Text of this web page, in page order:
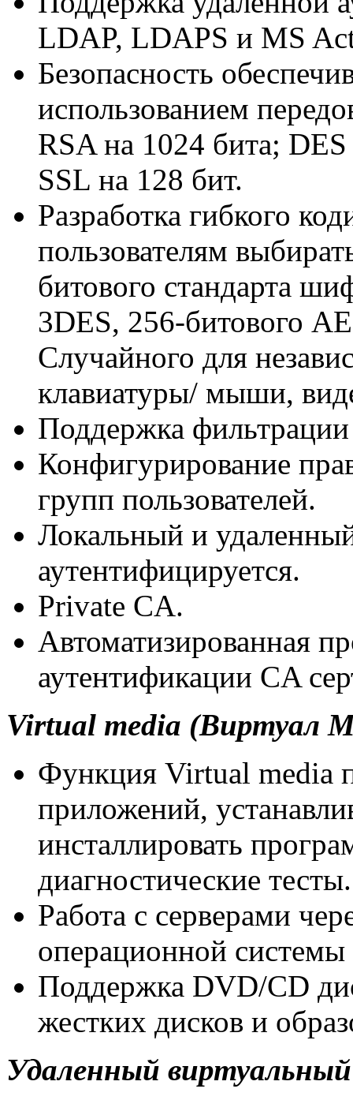
LDAP, LDAPS и MS
Безопасность
использованием
RSA на 1024 бита;
SSL на 128 бит.
Разработка гибкого
пользователям
битового стандарта
3DES, 256-битового
Случайного для
клавиатуры/ мыши,
Поддержка
Конфигурирование
групп пользователей.
Локальный и
аутентифицируется.
Private CA.
Автоматизированная
аутентификации CA
Virtual media (Виртуал
Функция Virtual media
приложений,
инсталлировать
диагностические тесты.
Работа с серверами
операционной
Поддержка DVD/CD
жестких дисков и
Удаленный